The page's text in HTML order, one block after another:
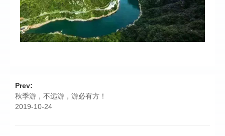
Prev:
秋季游，不远游，游必有方！
2019-10-24